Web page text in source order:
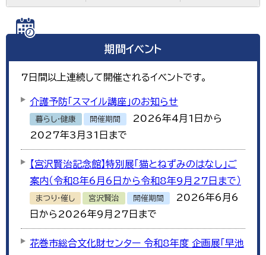
期間イベント
7 日間以上連続して開催されるイベントです。
介護予防「スマイル講座」のお知らせ
暮らし・健康 開催期間
2026年4月1日から
2027年3月31日まで
【宮沢賢治記念館】特別展「猫とねずみのはなし」ご
案内（令和8年6月6日から令和8年9月27日まで）
まつり・催し 宮沢賢治 開催期間
2026年6月6
日から2026年9月27日まで
花巻市総合文化財センター 令和8年度 企画展「早池